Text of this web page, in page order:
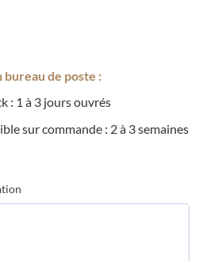
bureau de poste :
: 1 à 3 jours ouvrés
sur commande : 2 à 3 semaines